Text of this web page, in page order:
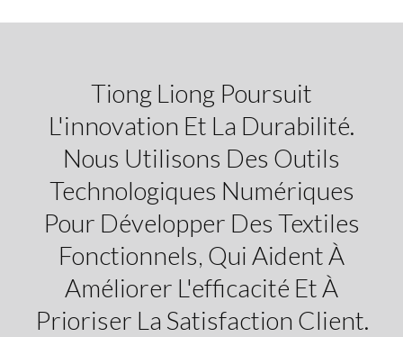
Tiong Liong Poursuit
L'innovation Et La Durabilité.
Nous Utilisons Des Outils
Technologiques Numériques
Pour Développer Des Textiles
Fonctionnels, Qui Aident À
Améliorer L'efficacité Et À
Prioriser La Satisfaction Client.